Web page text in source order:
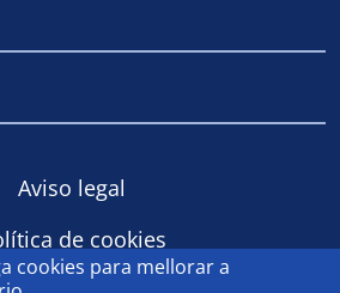
Aviso legal
de cookies
cookies para mellorar a